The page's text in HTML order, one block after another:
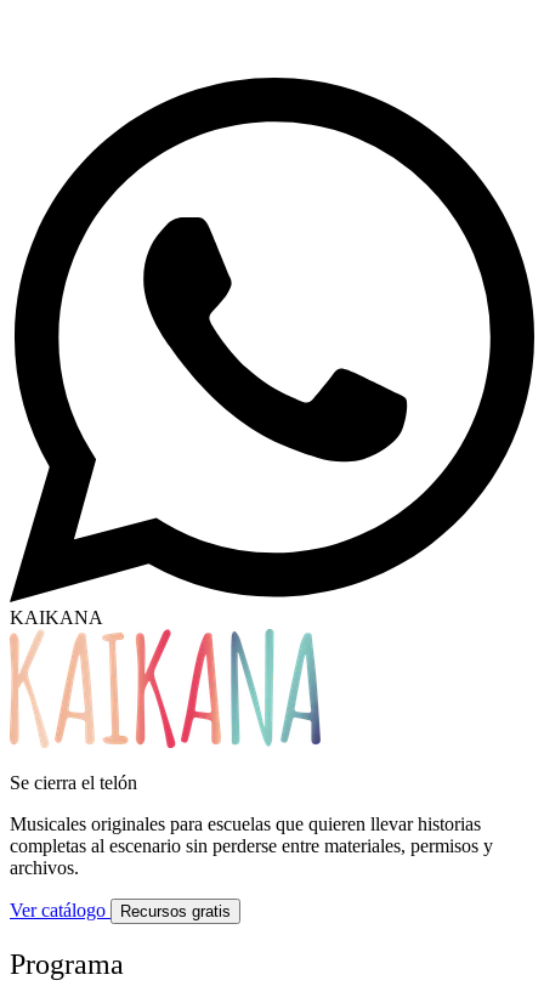
KAIKANA
Se cierra el telón
Musicales originales para escuelas que quieren llevar historias
completas al escenario sin perderse entre materiales, permisos y
archivos.
Ver catálogo Recursos gratis
Programa